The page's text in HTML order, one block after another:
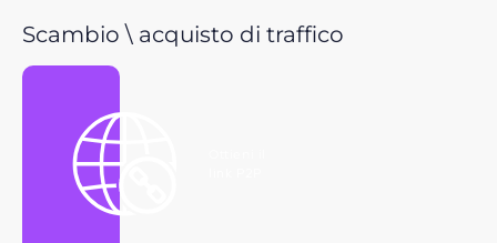
Scambio \ acquisto di traffico